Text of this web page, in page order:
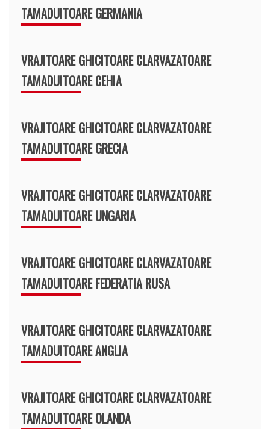
TAMADUITOARE GERMANIA
VRAJITOARE GHICITOARE CLARVAZATOARE
TAMADUITOARE CEHIA
VRAJITOARE GHICITOARE CLARVAZATOARE
TAMADUITOARE GRECIA
VRAJITOARE GHICITOARE CLARVAZATOARE
TAMADUITOARE UNGARIA
VRAJITOARE GHICITOARE CLARVAZATOARE
TAMADUITOARE FEDERATIA RUSA
VRAJITOARE GHICITOARE CLARVAZATOARE
TAMADUITOARE ANGLIA
VRAJITOARE GHICITOARE CLARVAZATOARE
TAMADUITOARE OLANDA